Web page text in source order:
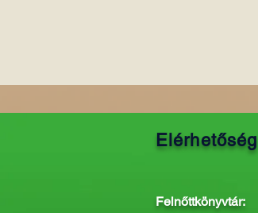
Elérhetőség
Felnőttkönyvtár: